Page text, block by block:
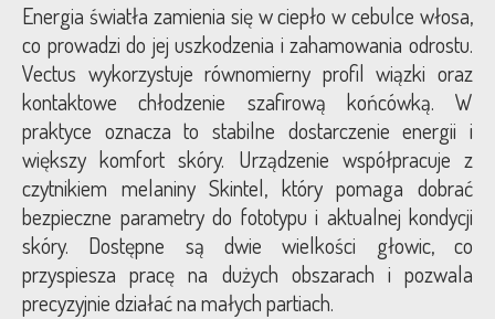
Energia światła zamienia się w ciepło w cebulce włosa,
co prowadzi do jej uszkodzenia i zahamowania odrostu.
Vectus wykorzystuje równomierny profil wiązki oraz
kontaktowe chłodzenie szafirową końcówką. W
praktyce oznacza to stabilne dostarczenie energii i
większy komfort skóry. Urządzenie współpracuje z
czytnikiem melaniny Skintel, który pomaga dobrać
bezpieczne parametry do fototypu i aktualnej kondycji
skóry. Dostępne są dwie wielkości głowic, co
przyspiesza pracę na dużych obszarach i pozwala
precyzyjnie działać na małych partiach.